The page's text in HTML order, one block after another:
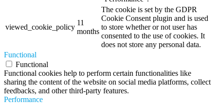
viewed_cookie_policy
11
months
The cookie is set by the GDPR
Cookie Consent plugin and is used
to store whether or not user has
consented to the use of cookies. It
does not store any personal data.
Functional
Functional
Functional cookies help to perform certain functionalities like
sharing the content of the website on social media platforms, collect
feedbacks, and other third-party features.
Performance